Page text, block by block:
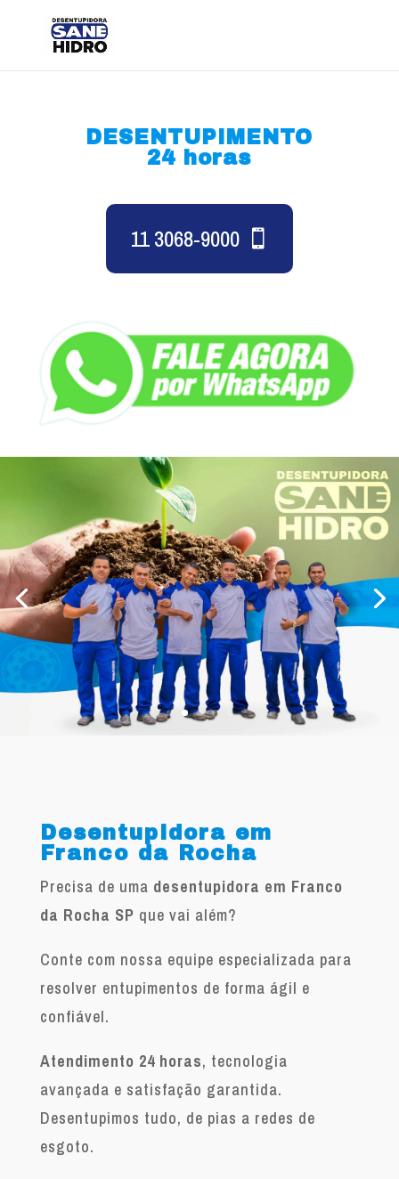
DESENTUPIMENTO
24 horas
11 3068-9000
Desentupidora em
Franco da Rocha
Precisa de uma desentupidora em Franco
da Rocha SP que vai além?
Conte com nossa equipe especializada para
resolver entupimentos de forma ágil e
confiável.
Atendimento 24 horas, tecnologia
avançada e satisfação garantida.
Desentupimos tudo, de pias a redes de
esgoto.